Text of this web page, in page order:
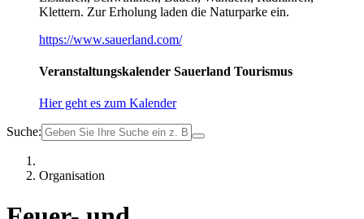
Klettern. Zur Erholung laden die Naturparke ein.
https://www.sauerland.com/
Veranstaltungskalender Sauerland Tourismus
Hier geht es zum Kalender
Suche:
Organisation